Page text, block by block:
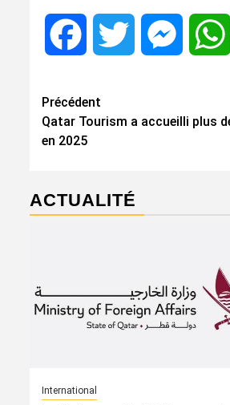
Facebook Twitter
Navigation
d’article
Précédent
Qatar Tourism a accueilli plus
en 2025
ACTUALITÉ
International